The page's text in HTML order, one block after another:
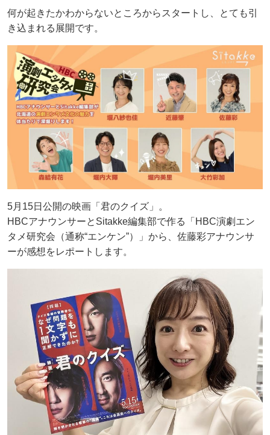
何が起きたかわからないところからスタートし、とても引
き込まれる展開です。
5月15日公開の映画「君のクイズ」。
HBCアナウンサーとSitakke編集部で作る「HBC演劇エン
タメ研究会（通称“エンケン”）」から、佐藤彩アナウンサ
ーが感想をレポートします。